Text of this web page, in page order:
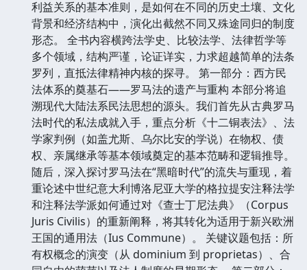
利益关系的基本准则，是如何在不同的历史土壤、文化
背景和经济结构中，演化出截然不同又殊途同归的制度
形态。 全书内容横跨法学史、比较法学、法律哲学等
多个领域，结构严谨，论证详实，力求超越简单的法条
罗列，直抵法律精神内核的探寻。 第一部分：西方民
法体系的奠基石——罗马法的遗产与重构 本部分将追
溯现代大陆法系民法思想的源头。我们首先从古典罗马
法时代的私法成就入手，重点分析《十二铜表法》、法
学家判例（如盖尤斯、乌尔比安的学说）在物权、债
权、亲属继承等基本领域奠定的基本范畴和逻辑推导。
随后，深入探讨罗马法在“黑暗时代”的流失与重现，着
重论述中世纪意大利博洛尼亚大学的格拉提安注释法学
和注释法学派如何通过对《查士丁尼法典》（Corpus
Juris Civilis）的重新阐释，将其转化为适用于新兴欧洲
王国的通用法（Ius Commune）。 关键议题包括：所
有权概念的演变（从 dominium 到 proprietas）、合